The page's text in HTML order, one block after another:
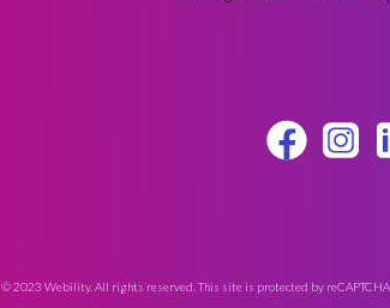
© 2023 Webility. All rights reserved. This site is protected by reCAPTCHA